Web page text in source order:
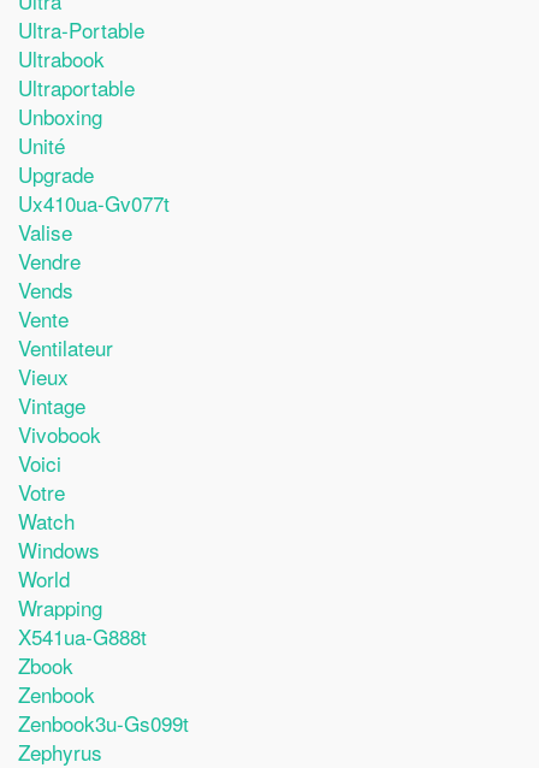
Ultra-Portable
Ultrabook
Ultraportable
Unboxing
Unité
Upgrade
Ux410ua-Gv077t
Valise
Vendre
Vends
Vente
Ventilateur
Vieux
Vintage
Vivobook
Voici
Votre
Watch
Windows
World
Wrapping
X541ua-G888t
Zbook
Zenbook
Zenbook3u-Gs099t
Zephyrus